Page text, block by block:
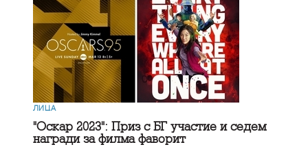
ЛИЦА
"Оскар 2023": Приз с БГ участие и седем
награди за филма фаворит